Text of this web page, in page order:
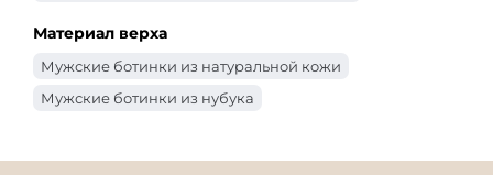
Материал верха
Мужские ботинки из натуральной кожи
Мужские ботинки из нубука